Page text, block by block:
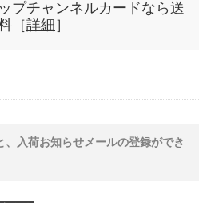
プチャンネルカードなら送
［詳細 ］
、入荷お知らせメールの登録ができ